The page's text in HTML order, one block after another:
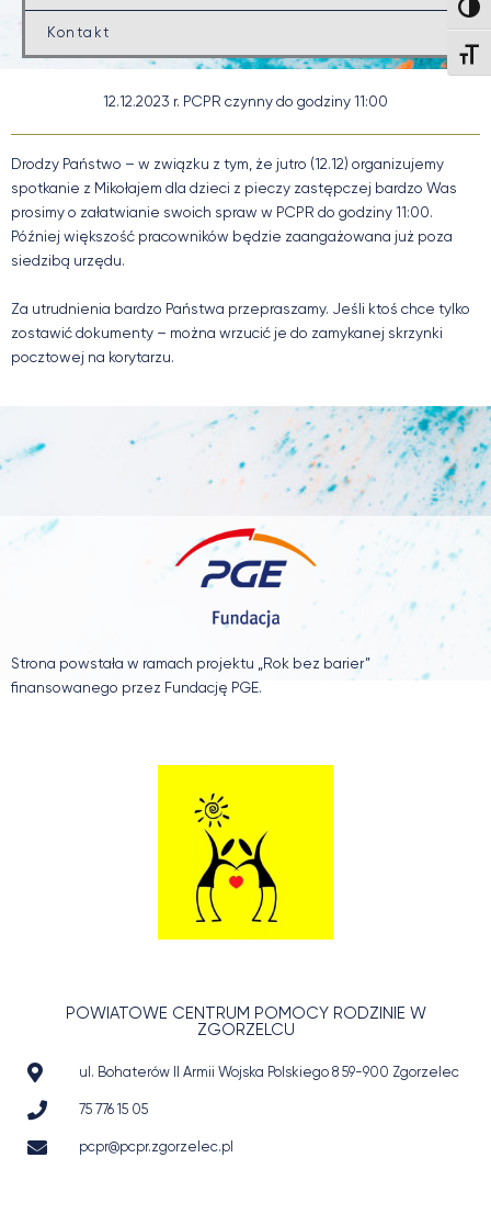
Kontakt
12.12.2023 r. PCPR czynny do godziny 11:00
Drodzy Państwo – w związku z tym, że jutro (12.12) organizujemy
spotkanie z Mikołajem dla dzieci z pieczy zastępczej bardzo Was
prosimy o załatwianie swoich spraw w PCPR do godziny 11:00.
Później większość pracowników będzie zaangażowana już poza
siedzibą urzędu.
Za utrudnienia bardzo Państwa przepraszamy. Jeśli ktoś chce tylko
zostawić dokumenty – można wrzucić je do zamykanej skrzynki
pocztowej na korytarzu.
Strona powstała w ramach projektu „Rok bez barier”
finansowanego przez Fundację PGE.
POWIATOWE CENTRUM POMOCY RODZINIE W
ZGORZELCU
ul. Bohaterów II Armii Wojska Polskiego 8 59-900 Zgorzelec
75 776 15 05
pcpr@pcpr.zgorzelec.pl